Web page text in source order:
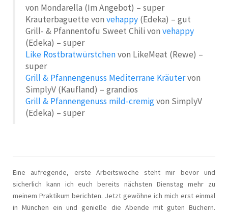
von Mondarella (Im Angebot) – super
Kräuterbaguette von vehappy (Edeka) – gut
Grill- & Pfannentofu Sweet Chili von vehappy
(Edeka) – super
Like Rostbratwürstchenvon LikeMeat (Rewe) –
super
Grill & Pfannengenuss Mediterrane Kräutervon
SimplyV (Kaufland) – grandios
Grill & Pfannengenuss mild-cremigvon SimplyV
(Edeka) – super
Eine aufregende, erste Arbeitswoche steht mir bevor und
sicherlich kann ich euch bereits nächsten Dienstag mehr zu
meinem Praktikum berichten. Jetzt gewöhne ich mich erst einmal
in München ein und genieße die Abende mit guten Büchern.